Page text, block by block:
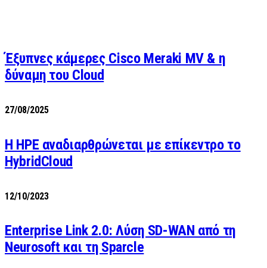
Έξυπνες κάμερες Cisco Meraki MV & η
δύναμη του Cloud
27/08/2025
H HPE αναδιαρθρώνεται με επίκεντρο το
HybridCloud
12/10/2023
Enterprise Link 2.0: Λύση SD-WAN από τη
Neurosoft και τη Sparcle